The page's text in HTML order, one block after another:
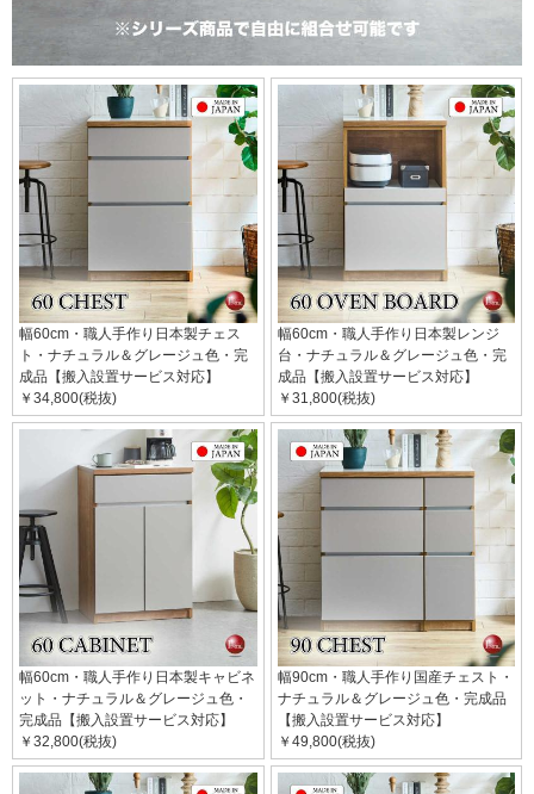
幅60cm・職人手作り日本製チェス
ト・ナチュラル＆グレージュ色・完
成品【搬入設置サービス対応】
￥34,800(税抜)
幅60cm・職人手作り日本製レンジ
台・ナチュラル＆グレージュ色・完
成品【搬入設置サービス対応】
￥31,800(税抜)
幅60cm・職人手作り日本製キャビネ
ット・ナチュラル＆グレージュ色・
完成品【搬入設置サービス対応】
￥32,800(税抜)
幅90cm・職人手作り国産チェスト・
ナチュラル＆グレージュ色・完成品
【搬入設置サービス対応】
￥49,800(税抜)